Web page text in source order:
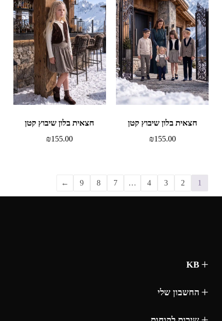
חצאית בלון שיבוץ קטן
₪155.00
חצאית בלון שיבוץ קטן
₪155.00
1
2
3
4
…
7
8
9
←
KB
החשבון שלי